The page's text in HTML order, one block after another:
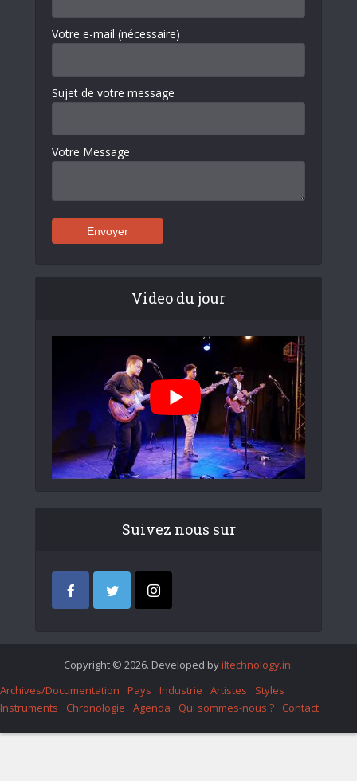
Votre e-mail (nécessaire)
Sujet de votre message
Votre Message
Video du jour
Suivez nous sur
Copyright © 2026. Developed by iItechnology.in.
Archives/Documentation
Pays Industrie Artistes
Styles
Instruments
Chronologie Agenda Qui sommes-nous ? Contact